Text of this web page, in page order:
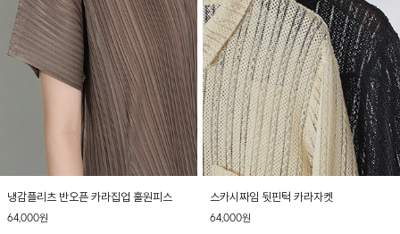
냉감플리츠 반오픈 카라집업 훌원피스
64,000원
스카시짜임 뒷핀턱 카라자켓
64,000원